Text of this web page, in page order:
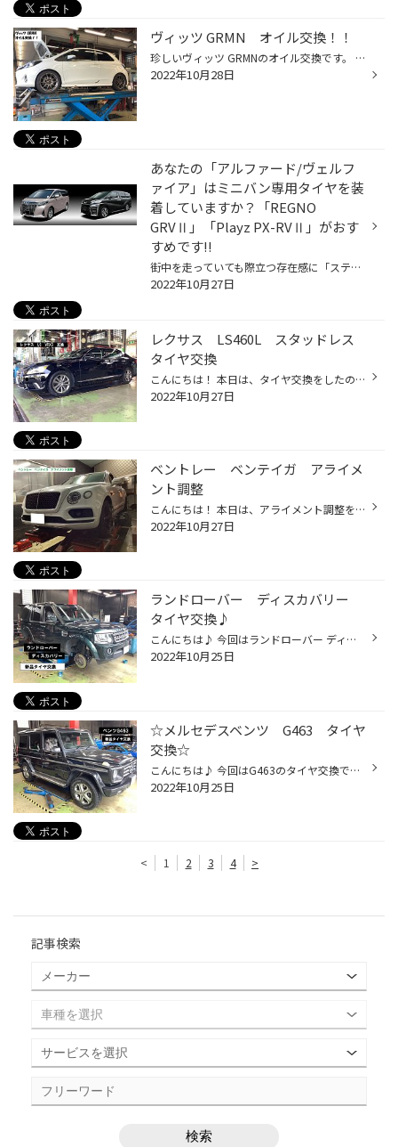
ヴィッツ GRMN オイル交換！！
珍しいヴィッツ GRMNのオイル交換です。 ノーマルでもサーキットを楽しめる仕様とあって、純正でオイルドレンに怪しいパイピングが（笑） オイルはペトロナスを使用しました。 ご来店ありがとうございます。 タイヤ屋 ブリヂストン 国産車 輸入車 OEタイヤ タイヤ交換 バッテリー交換 オイル交換 ス...
2022年10月28日
あなたの「アルファード/ヴェルフ
ァイア」はミニバン専用タイヤを装
着していますか？「REGNO
GRVⅡ」「Playz PX-RVⅡ」がおす
すめです!!
街中を走っていても際立つ存在感に「ステキだなあ」とついつい目で追ってしまう高級ミニバンといえば、「トヨタ アルファード/ヴェルファイア」ですよね。上質感たっぷりの内外装や至れり尽くせりの装備など、トヨタのフラッグシップミニバンとしてその完成度の高さで多くの人々を魅了し続けていま...
2022年10月27日
レクサス LS460L スタッドレス
タイヤ交換
こんにちは！ 本日は、タイヤ交換をしたので紹介させて頂きます(*^^)v 【車種】 レクサス LS 【作業内容】 スタッドレスタイヤ交換 レクサス LSでも460L通常の460より全長が長くなっておりセカンドシートが広くなっています！！ タイヤは245/50R18のBS ブリザック VRX3を装着しました(*^^)v ご来店...
2022年10月27日
ベントレー ベンテイガ アライメ
ント調整
こんにちは！ 本日は、アライメント調整をしたので紹介させて頂きます(*^^)v 【車種】 ベントレー ベンテイガ 【作業内容】 アライメント調整 ベンテイガはベースがポルシェ カイエンなのでアライメント調整をするのにまずアンダーカバーを外します！ 調整箇所もカイエンと同じフロントはトウ リア...
2022年10月27日
ランドローバー ディスカバリー
タイヤ交換♪
こんにちは♪ 今回はランドローバー ディスカバリーのタイヤ交換になります。 ALENZA001 装着 バッチリ決まりましたね♪ ご来店ありがとうございました。
2022年10月25日
☆メルセデスベンツ G463 タイヤ
交換☆
こんにちは♪ 今回はG463のタイヤ交換です☆(スタッドレスタイヤ) 装着タイヤ ブリザックDM-V3 ご来店ありがとうございました☆
2022年10月25日
< 1 2 3 4 >
記事検索